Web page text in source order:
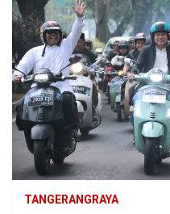
TANGERANGRAYA